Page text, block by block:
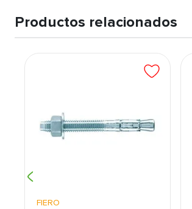
Productos relacionados
FIERO